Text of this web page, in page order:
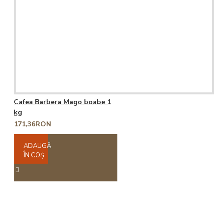
Cafea Barbera Mago boabe 1
kg
171,36RON
ADAUGĂ
ÎN COŞ